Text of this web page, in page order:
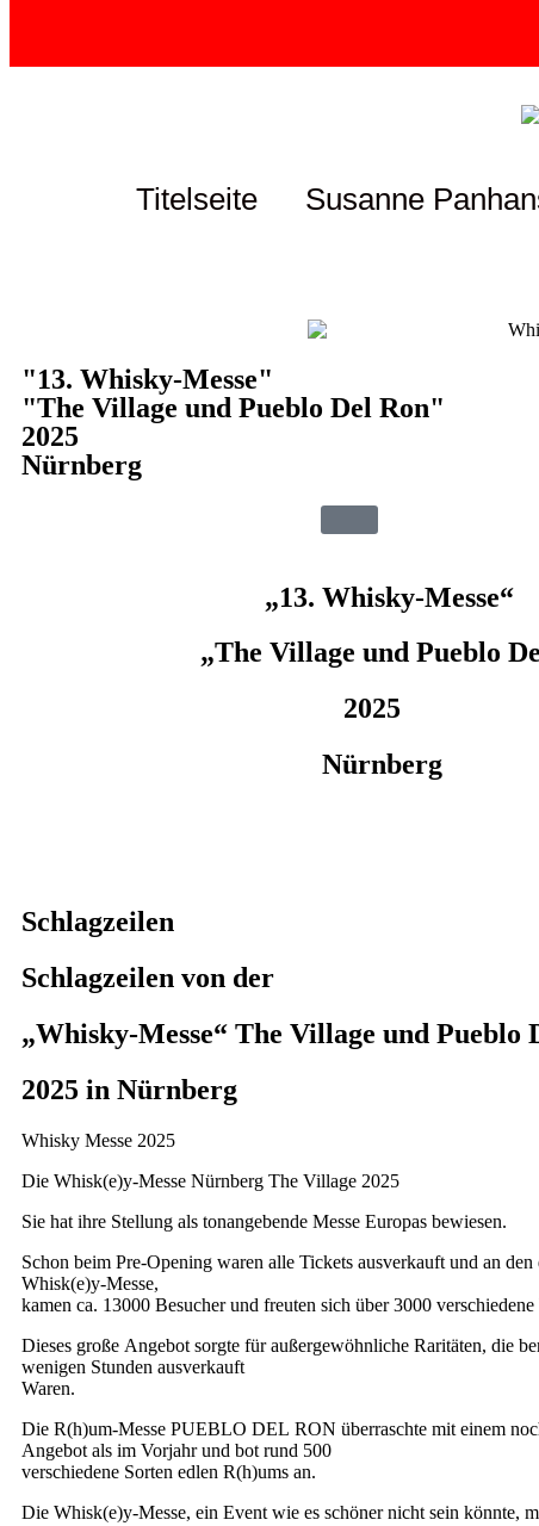
Titelseite Susanne
"13. Whisky-Messe"
"The Village und Pueblo Del Ron"
2025
Nürnberg
„13. Whisky-Messe“
„The Village und Pueblo Del
2025
Nürnberg
Schlagzeilen
Schlagzeilen von der
„Whisky-Messe“ The Village und Pueblo
2025 in Nürnberg
Whisky Messe 2025
Die Whisk(e)y-Messe Nürnberg The Village 2025
Sie hat ihre Stellung als tonangebende Messe Europas bewiesen.
Schon beim Pre-Opening waren alle Tickets ausverkauft und an den
Whisk(e)y-Messe,
kamen ca. 13000 Besucher und freuten sich über 3000
Dieses große Angebot sorgte für außergewöhnliche Raritäten, die
wenigen Stunden ausverkauft
Waren.
Die R(h)um-Messe PUEBLO DEL RON überraschte mit einem
Angebot als im Vorjahr und bot rund 500
verschiedene Sorten edlen R(h)ums an.
Die Whisk(e)y-Messe, ein Event wie es schöner nicht sein könnte,